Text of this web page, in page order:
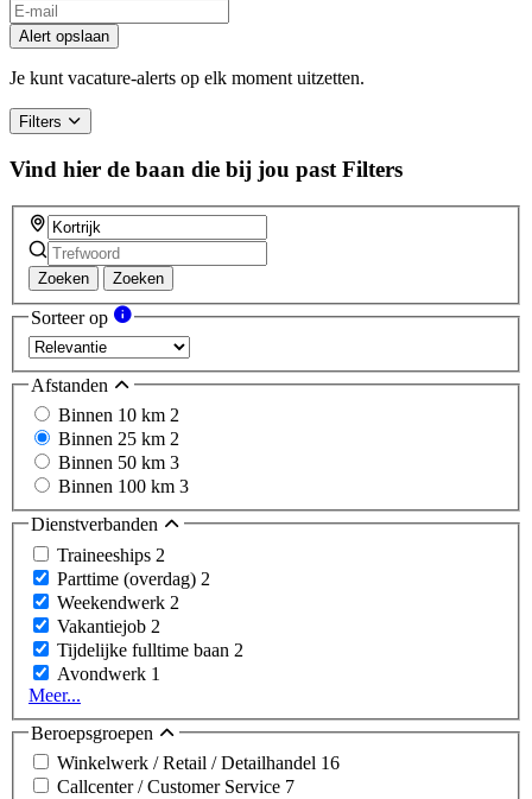
Alert opslaan
Je kunt vacature-alerts op elk moment uitzetten.
Filters
Vind hier de baan die bij jou past Filters
Zoeken Zoeken
Sorteer op
Afstanden
Binnen 10 km 2
Binnen 25 km 2
Binnen 50 km 3
Binnen 100 km 3
Dienstverbanden
Traineeships 2
Parttime (overdag) 2
Weekendwerk 2
Vakantiejob 2
Tijdelijke fulltime baan 2
Avondwerk 1
Meer...
Beroepsgroepen
Winkelwerk / Retail / Detailhandel 16
Callcenter / Customer Service 7